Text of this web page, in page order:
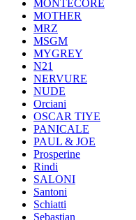
MONTECORE
MOTHER
MRZ
MSGM
MYGREY
N21
NERVURE
NUDE
Orciani
OSCAR TIYE
PANICALE
PAUL & JOE
Prosperine
Rindi
SALONI
Santoni
Schiatti
Sebastian